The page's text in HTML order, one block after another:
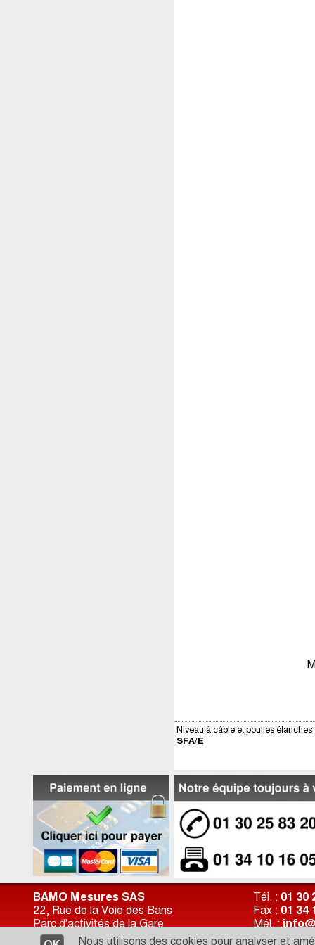
Nous utilisons des cookies pour analyser et
Niveau à câble et poulies étanches
SFA/E
BAMO Mesures SAS
22, Rue de la Voie des Bans
Parc d'activités de la Gare
95100 ARGENTEUIL France
Tél. : 01 30
Fax : 01 34
Mél. :
Site :